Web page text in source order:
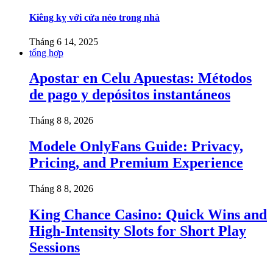
Kiêng kỵ với cửa nẻo trong nhà
Tháng 6 14, 2025
tổng hợp
Apostar en Celu Apuestas: Métodos
de pago y depósitos instantáneos
Tháng 8 8, 2026
Modele OnlyFans Guide: Privacy,
Pricing, and Premium Experience
Tháng 8 8, 2026
King Chance Casino: Quick Wins and
High-Intensity Slots for Short Play
Sessions